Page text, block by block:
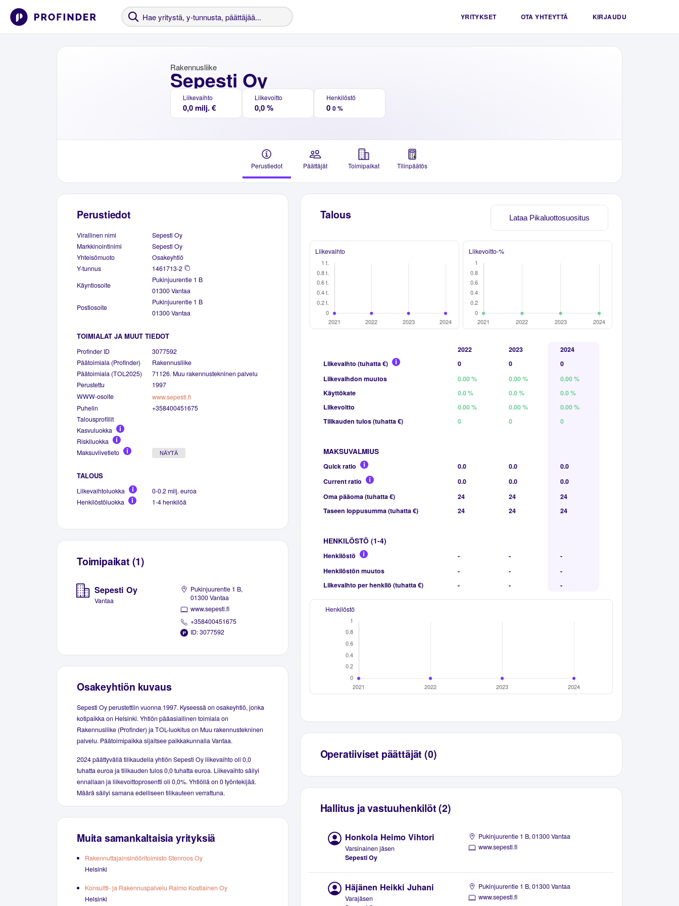
YRITYKSET OTA YHTEYTTÄ KIRJAUDU
Sepesti Oy
Rakennusliike
Liikevaihto
0,0 milj. €
Liikevoitto
0,0 %
Henkilöstö
0 0 %
Perustiedot Päättäjät Toimipaikat Tilinpäätös
Perustiedot
Virallinen nimi
Sepesti Oy
Markkinointinimi
Sepesti Oy
Yhteisömuoto
Osakeyhtiö
Y-tunnus
1461713-2
Käyntiosoite
Pukinjuurentie 1 B
01300 Vantaa
Postiosoite
Pukinjuurentie 1 B
01300 Vantaa
TOIMIALAT JA MUUT TIEDOT
Profinder ID
3077592
Päätoimiala (Profinder)
Rakennusliike
Päätoimiala (TOL2025)
71126. Muu rakennustekninen palvelu
Perustettu
1997
WWW-osoite
www.sepesti.fi
Puhelin
+358400451675
Talousprofiilit
Kasvuluokka
Riskiluokka
Maksuviivetieto
NÄYTÄ
TALOUS
Liikevaihtoluokka
0-0.2 milj. euroa
Henkilöstöluokka
1-4 henkilöä
Toimipaikat (1)
Sepesti Oy
Vantaa
Pukinjuurentie 1 B,
01300 Vantaa
www.sepesti.fi
+358400451675
ID: 3077592
Osakeyhtiön kuvaus
Sepesti Oy perustettiin vuonna 1997. Kyseessä on osakeyhtiö, jonka
kotipaikka on Helsinki. Yhtiön pääasiallinen toimiala on
Rakennusliike (Profinder) ja TOL-luokitus on Muu rakennustekninen
palvelu. Päätoimipaikka sijaitsee paikkakunnalla Vantaa.
2024 päättyvällä tilikaudella yhtiön Sepesti Oy liikevaihto oli 0,0
tuhatta euroa ja tilikauden tulos 0,0 tuhatta euroa. Liikevaihto säilyi
ennallaan ja liikevoittoprosentti oli 0,0%. Yhtiöllä on 0 työntekijää.
Määrä säilyi samana edelliseen tilikauteen verrattuna.
Muita samankaltaisia yrityksiä
Rakennuttajainsinööritoimisto Stenroos Oy
Helsinki
Konsultti- ja Rakennuspalvelu Raimo Kostiainen Oy
Helsinki
Lataa Pikaluottosuositus
Talous
Liikevaihto Liikevoitto-%
2022 2023
2024
Liikevaihto (tuhatta €)
0 0
0
Liikevaihdon muutos
0.00 % 0.00 %
0.00 %
Käyttökate
0.0 % 0.0 %
0.0 %
Liikevoitto
0.00 % 0.00 %
0.00 %
Tilikauden tulos (tuhatta €)
0 0 0
MAKSUVALMIUS
Quick ratio 0.0 0.0
0.0
Current ratio
0.0 0.0
0.0
Oma pääoma (tuhatta €)
24 24
24
Taseen loppusumma (tuhatta €)
24 24 24
HENKILÖSTÖ (1-4)
Henkilöstö - -
-
Henkilöstön muutos
- -
-
Liikevaihto per henkilö (tuhatta €)
- - -
Henkilöstö
Operatiiviset päättäjät (0)
Hallitus ja vastuuhenkilöt (2)
Honkola Heimo Vihtori
Varsinainen jäsen
Sepesti Oy
Pukinjuurentie 1 B, 01300 Vantaa
www.sepesti.fi
Häjänen Heikki Juhani
Varajäsen
Pukinjuurentie 1 B, 01300 Vantaa
www.sepesti.fi